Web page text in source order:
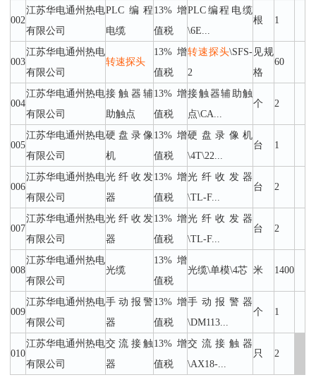
002
江苏华电通州热电
有限公司
PLC编程
电缆
13%增
值税
PLC编程电缆
\6E...
根 1
003
江苏华电通州热电
有限公司
转速探头
13%增
值税
转速探头\SFS-
2
见规
格
60
004
江苏华电通州热电
有限公司
接触器辅
助触点
13%增
值税
接触器辅助触
点\CA...
个 2
005
江苏华电通州热电
有限公司
硬盘录像
机
13%增
值税
硬盘录像机
\4T\22...
台 1
006
江苏华电通州热电
有限公司
光纤收发
器
13%增
值税
光纤收发器
\TL-F...
台 2
007
江苏华电通州热电
有限公司
光纤收发
器
13%增
值税
光纤收发器
\TL-F...
台 2
008
江苏华电通州热电
有限公司
光缆
13%增
值税
光缆\单模\4芯 米 1400
009
江苏华电通州热电
有限公司
手动报警
器
13%增
值税
手动报警器
\DM113...
个 1
010
江苏华电通州热电
有限公司
交流接触
器
13%增
值税
交流接触器
\AX18-...
只 2